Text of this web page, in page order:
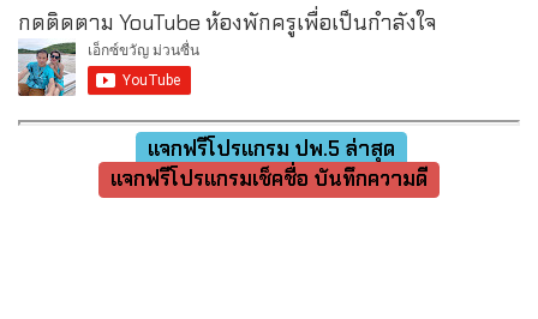
กดติดตาม YouTube ห้องพักครูเพื่อเป็นกำลังใจ
แจกฟรีโปรแกรม ปพ.5 ล่าสุด
แจกฟรีโปรแกรมเช็คชื่อ บันทึกความดี